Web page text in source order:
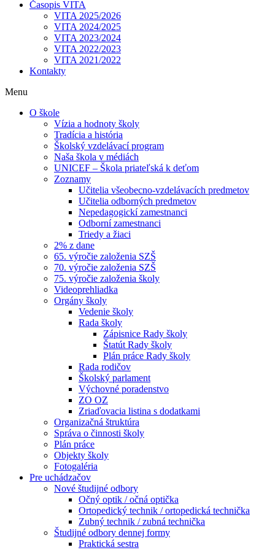
Časopis VITA
VITA 2025/2026
VITA 2024/2025
VITA 2023/2024
VITA 2022/2023
VITA 2021/2022
Kontakty
Menu
O škole
Vízia a hodnoty školy
Tradícia a história
Školský vzdelávací program
Naša škola v médiách
UNICEF – Škola priateľská k deťom
Zoznamy
Učitelia všeobecno-vzdelávacích predmetov
Učitelia odborných predmetov
Nepedagogickí zamestnanci
Odborní zamestnanci
Triedy a žiaci
2% z dane
65. výročie založenia SZŠ
70. výročie založenia SZŠ
75. výročie založenia školy
Videoprehliadka
Orgány školy
Vedenie školy
Rada školy
Zápisnice Rady školy
Štatút Rady školy
Plán práce Rady školy
Rada rodičov
Školský parlament
Výchovné poradenstvo
ZO OZ
Zriaďovacia listina s dodatkami
Organizačná štruktúra
Správa o činnosti školy
Plán práce
Objekty školy
Fotogaléria
Pre uchádzačov
Nové študijné odbory
Očný optik / očná optička
Ortopedický technik / ortopedická technička
Zubný technik / zubná technička
Študijné odbory dennej formy
Praktická sestra